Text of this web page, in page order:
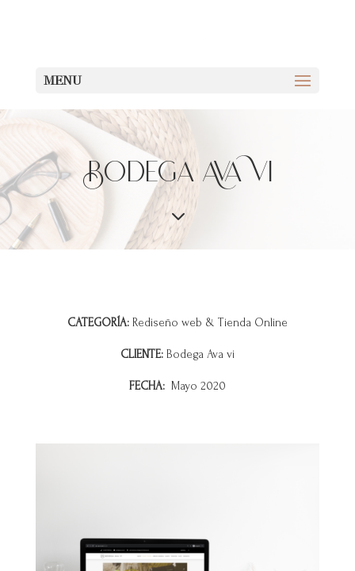
Menu
Bodega Ava Vi
3
CATEGORÍA: Rediseño web & Tienda Online
CLIENTE:Bodega Ava vi
FECHA:Mayo 2020